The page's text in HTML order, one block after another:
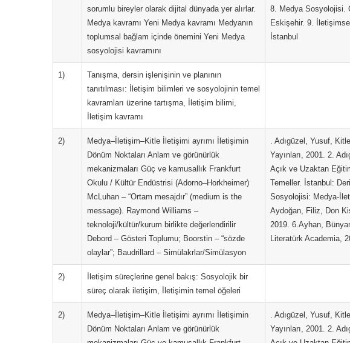
sorumlu bireyler olarak dijital dünyada yer alırlar.
Medya kavramı Yeni Medya kavramı Medyanın
toplumsal bağlam içinde önemini Yeni Medya
sosyolojisi kavramını
8. Medya Sosyolojisi.
Eskişehir. 9.
İstanbul
1)
Tanışma, dersin işlenişinin ve planının
tanıtılması: İletişim bilimleri ve sosyolojinin temel
kavramları üzerine tartışma, İletişim bilimi,
İletişim kavramı
2)
Medya–İletişim–Kitle İletişimi ayrımı İletişimin
Dönüm Noktaları Anlam ve görünürlük
mekanizmaları Güç ve kamusallık Frankfurt
Okulu / Kültür Endüstrisi (Adorno–Horkheimer)
McLuhan – “Ortam mesajdır” (medium is the
message). Raymond Williams –
teknoloji/kültür/kurum birlikte değerlendirilir
Debord – Gösteri Toplumu; Boorstin – “sözde
olaylar”; Baudrillard – Simülakrlar/Simülasyon
. Adıgüzel, Yusuf,
Yayınları, 2001. 2.
Açık ve Uzaktan
Temeller. İstanbul:
Sosyolojisi: Medya-
Aydoğan, Filiz, Don
2019. 6.Ayhan,
Literatürk Academia,
2)
İletişim süreçlerine genel bakış: Sosyolojik bir
süreç olarak iletişim, İletişimin temel öğeleri
2)
Medya–İletişim–Kitle İletişimi ayrımı İletişimin
Dönüm Noktaları Anlam ve görünürlük
. Adıgüzel, Yusuf,
Yayınları, 2001. 2.